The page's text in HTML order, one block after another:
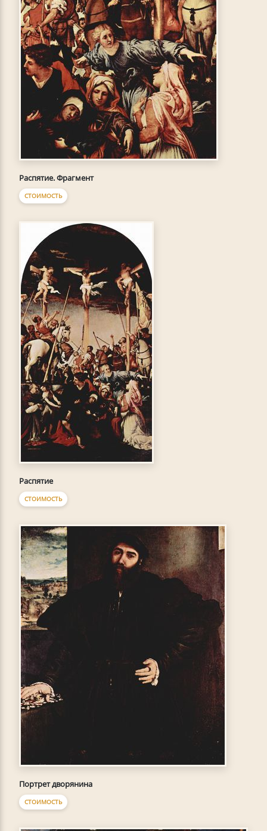
Распятие. Фрагмент
СТОИМОСТЬ
Распятие
СТОИМОСТЬ
Портрет дворянина
СТОИМОСТЬ